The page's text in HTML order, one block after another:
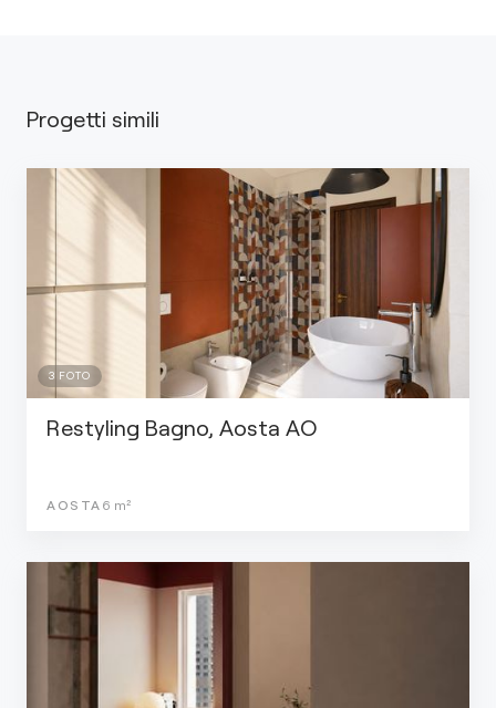
Progetti simili
3 FOTO
Restyling Bagno, Aosta AO
AOSTA 6 m²